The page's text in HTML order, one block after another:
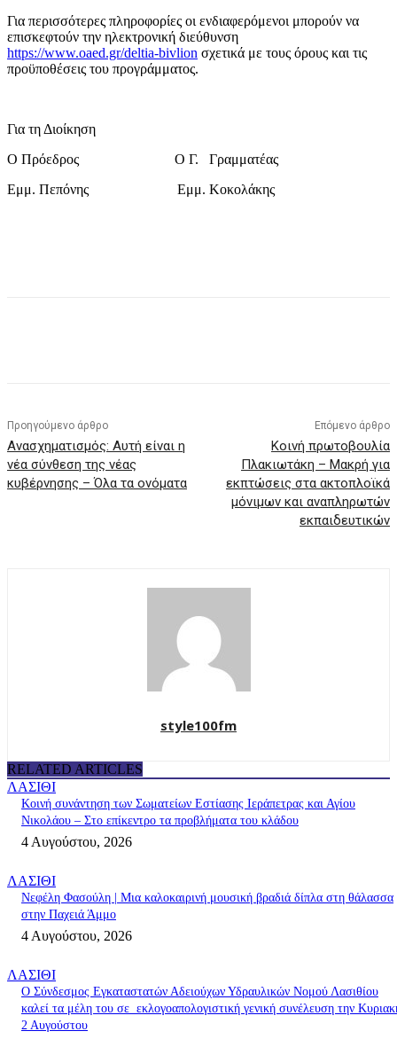
Για περισσότερες πληροφορίες οι ενδιαφερόμενοι μπορούν να
επισκεφτούν την ηλεκτρονική διεύθυνση
https://www.oaed.gr/deltia-bivlion σχετικά με τους όρους και τις
προϋποθέσεις του προγράμματος.
Για τη Διοίκηση
Ο Πρόεδρος O Γ. Γραμματέας
Εμμ. Πεπόνης Εμμ. Κοκολάκης
Προηγούμενο άρθρο
Ανασχηματισμός: Αυτή είναι η
νέα σύνθεση της νέας
κυβέρνησης – Όλα τα ονόματα
Επόμενο άρθρο
Κοινή πρωτοβουλία
Πλακιωτάκη – Μακρή για
εκπτώσεις στα ακτοπλοϊκά
μόνιμων και αναπληρωτών
εκπαιδευτικών
style100fm
RELATED ARTICLES
ΛΑΣΙΘΙ
Κοινή συνάντηση των Σωματείων Εστίασης Ιεράπετρας και Αγίου
Νικολάου – Στο επίκεντρο τα προβλήματα του κλάδου
4 Αυγούστου, 2026
ΛΑΣΙΘΙ
Νεφέλη Φασούλη | Μια καλοκαιρινή μουσική βραδιά δίπλα στη θάλασσα
στην Παχειά Άμμο
4 Αυγούστου, 2026
ΛΑΣΙΘΙ
Ο Σύνδεσμος Εγκαταστατών Αδειούχων Υδραυλικών Νομού Λασιθίου
καλεί τα μέλη του σε εκλογοαπολογιστική γενική συνέλευση την
2 Αυγούστου